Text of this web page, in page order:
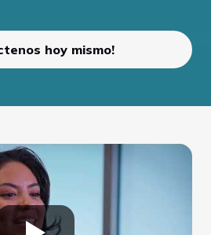
hoy mismo!